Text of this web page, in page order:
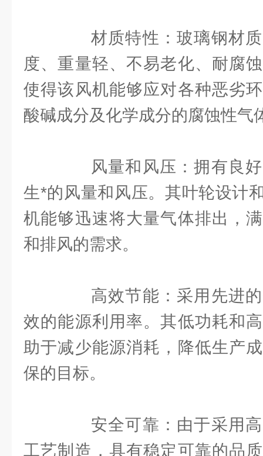
材质特性：玻璃钢材质
度、重量轻、不易老化、耐腐
使得该风机能够应对各种恶劣
酸碱成分及化学成分的腐蚀性气
风量和风压：拥有良好
生*的风量和风压。其叶轮设计
机能够迅速将大量气体排出，
和排风的需求。
高效节能：采用先进的
效的能源利用率。其低功耗和
助于减少能源消耗，降低生产
保的目标。
安全可靠：由于采用高
工艺制造，具有稳定可靠的品